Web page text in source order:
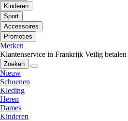
Kinderen
Sport
Accessoires
Promoties
Merken
Klantenservice in Frankrijk Veilig betalen
Zoeken
Nieuw
Schoenen
Kleding
Heren
Dames
Kinderen